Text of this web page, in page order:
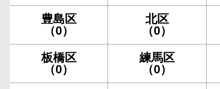
豊島区
（0）
北区
（0）
板橋区
（0）
練馬区
（0）